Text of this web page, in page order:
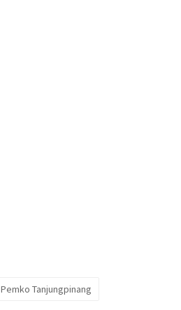
Pemko Tanjungpinang